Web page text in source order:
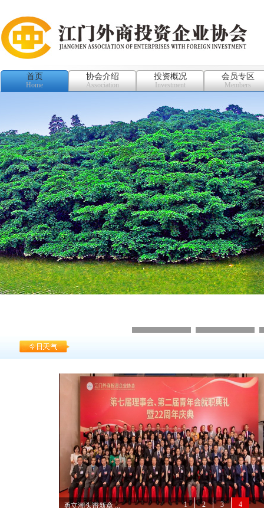
首页
Home
协会介绍
Association
投资概况
Investment
会员专区
Members
江门市工商业联合会（总商...
江门外商投资企业协会赴江...
聚焦高质量发展 ...
勇立潮头谱新章 ... 1 2 3 4